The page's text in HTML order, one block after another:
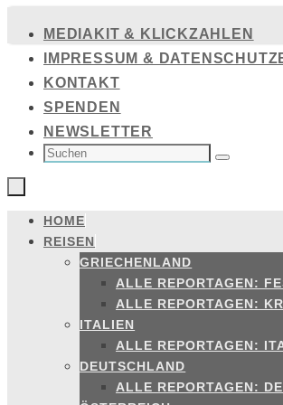
Inhalt
springen
MEDIAKIT & KLICKZAHLEN
IMPRESSUM &
KONTAKT
SPENDEN
NEWSLETTER
SUCHEN
NACH: Suchen
Zum
Inhalt
springen
HOME
REISEN
GRIECHENLAND
ALLE REPORTAGEN:
ALLE REPORTAGEN:
ITALIEN
ALLE REPORTAGEN:
DEUTSCHLAND
ALLE REPORTAGEN: